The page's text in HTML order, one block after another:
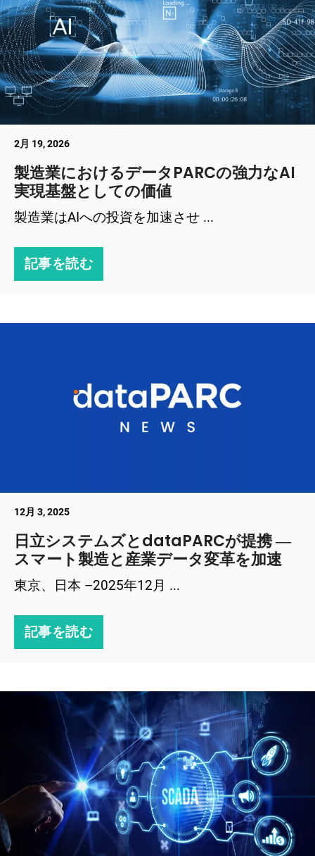
2月 19, 2026
製造業におけるデータPARCの強力なAI
実現基盤としての価値
製造業はAIへの投資を加速させ ...
記事を読む
12月 3, 2025
日立システムズとdataPARCが提携 ―
スマート製造と産業データ変革を加速
東京、日本 –2025年12月 ...
記事を読む